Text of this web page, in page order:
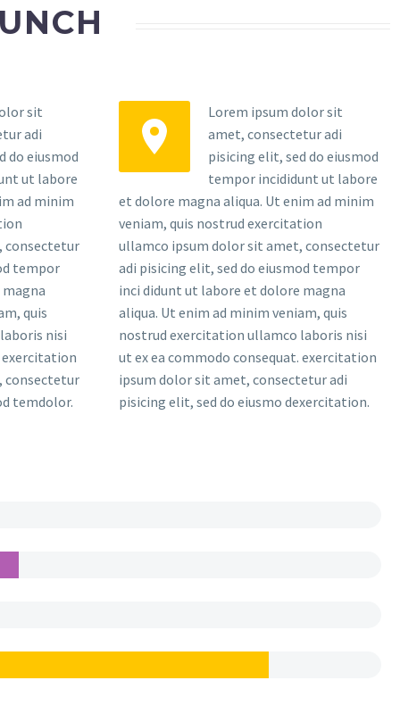
sit
adi
do eiusmod
ut labore
ad minim
consectetur
tempor
quis
nisi
exercitation
consectetur
temdolor.


Lorem ipsum dolor sit
amet, consectetur adi
pisicing elit, sed do eiusmod
tempor incididunt ut labore
et dolore magna aliqua. Ut enim ad minim
veniam, quis nostrud exercitation
ullamco ipsum dolor sit amet, consectetur
adi pisicing elit, sed do eiusmod tempor
inci didunt ut labore et dolore magna
aliqua. Ut enim ad minim veniam, quis
nostrud exercitation ullamco laboris nisi
ut ex ea commodo consequat. exercitation
ipsum dolor sit amet, consectetur adi
pisicing elit, sed do eiusmo dexercitation.